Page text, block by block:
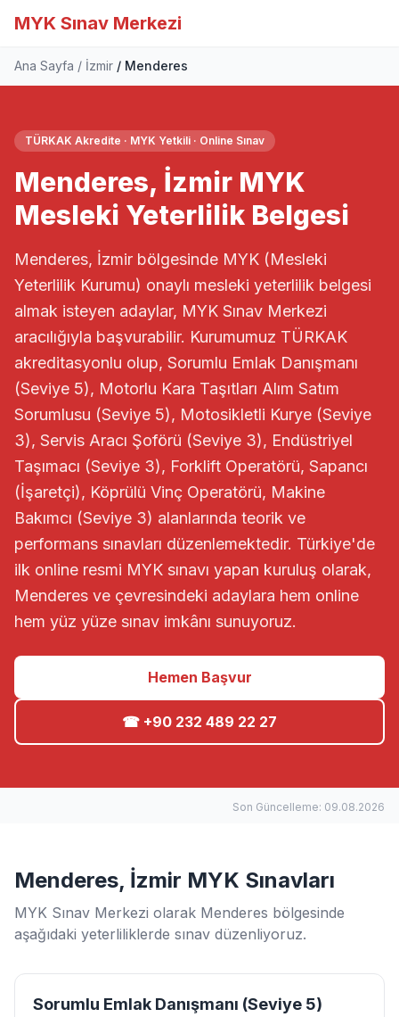
MYK Sınav Merkezi
Ana Sayfa İzmir Menderes
TÜRKAK Akredite · MYK Yetkili · Online Sınav
Menderes, İzmir MYK
Mesleki Yeterlilik Belgesi
Menderes, İzmir bölgesinde MYK (Mesleki
Yeterlilik Kurumu) onaylı mesleki yeterlilik belgesi
almak isteyen adaylar, MYK Sınav Merkezi
aracılığıyla başvurabilir. Kurumumuz TÜRKAK
akreditasyonlu olup, Sorumlu Emlak Danışmanı
(Seviye 5), Motorlu Kara Taşıtları Alım Satım
Sorumlusu (Seviye 5), Motosikletli Kurye (Seviye
3), Servis Aracı Şoförü (Seviye 3), Endüstriyel
Taşımacı (Seviye 3), Forklift Operatörü, Sapancı
(İşaretçi), Köprülü Vinç Operatörü, Makine
Bakımcı (Seviye 3) alanlarında teorik ve
performans sınavları düzenlemektedir. Türkiye'de
ilk online resmi MYK sınavı yapan kuruluş olarak,
Menderes ve çevresindeki adaylara hem online
hem yüz yüze sınav imkânı sunuyoruz.
Hemen Başvur
☎ +90 232 489 22 27
Son Güncelleme: 09.08.2026
Menderes, İzmir MYK Sınavları
MYK Sınav Merkezi olarak Menderes bölgesinde
aşağıdaki yeterliliklerde sınav düzenliyoruz.
Sorumlu Emlak Danışmanı (Seviye 5)